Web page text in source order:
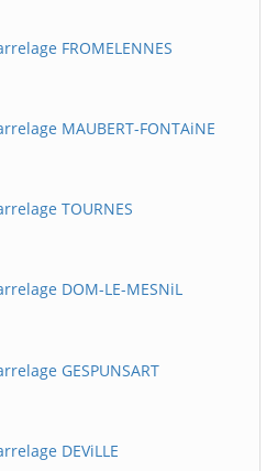
FROMELENNES
MAUBERT-FONTAiNE
TOURNES
DOM-LE-MESNiL
GESPUNSART
DEViLLE